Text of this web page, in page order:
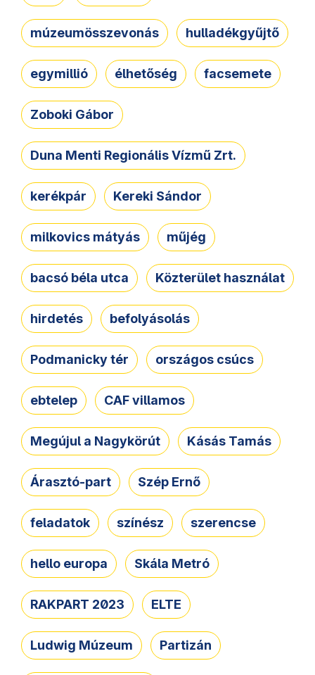
múzeumösszevonás hulladékgyűjtő
egymillió élhetőség facsemete
Zoboki Gábor
Duna Menti Regionális Vízmű Zrt.
kerékpár Kereki Sándor
milkovics mátyás műjég
bacsó béla utca Közterület használat
hirdetés befolyásolás
Podmanicky tér országos csúcs
ebtelep CAF villamos
Megújul a Nagykörút Kásás Tamás
Árasztó-part Szép Ernő
feladatok színész szerencse
hello europa Skála Metró
RAKPART 2023 ELTE
Ludwig Múzeum Partizán